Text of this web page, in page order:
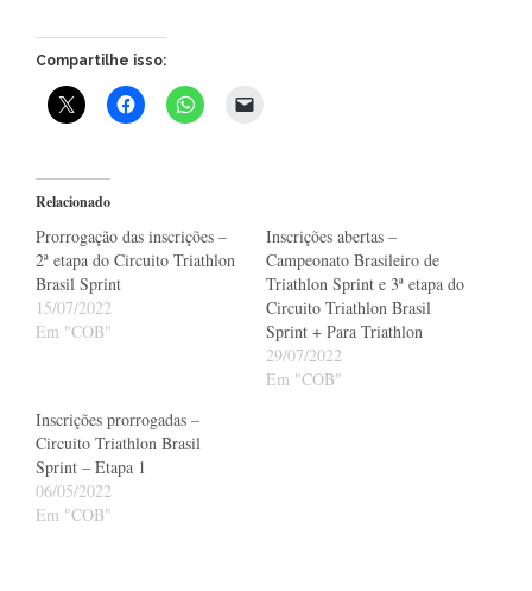
Compartilhe isso:
Relacionado
Prorrogação das inscrições –
2ª etapa do Circuito Triathlon
Brasil Sprint
15/07/2022
Em "COB"
Inscrições abertas –
Campeonato Brasileiro de
Triathlon Sprint e 3ª etapa do
Circuito Triathlon Brasil
Sprint + Para Triathlon
29/07/2022
Em "COB"
Inscrições prorrogadas –
Circuito Triathlon Brasil
Sprint – Etapa 1
06/05/2022
Em "COB"